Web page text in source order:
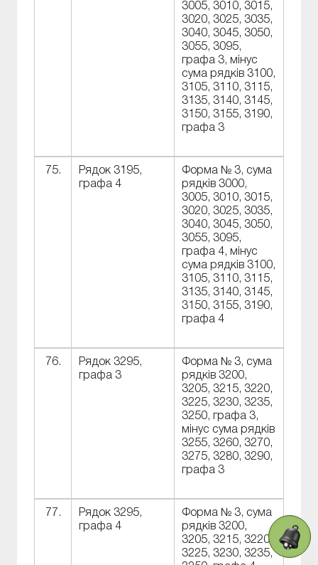
3005, 3010, 3015,
3020, 3025, 3035,
3040, 3045, 3050,
3055, 3095,
графа 3, мінус
сума рядків 3100,
3105, 3110, 3115,
3135, 3140, 3145,
3150, 3155, 3190,
графа 3
75.
Рядок 3195,
графа 4
Форма № 3, сума
рядків 3000,
3005, 3010, 3015,
3020, 3025, 3035,
3040, 3045, 3050,
3055, 3095,
графа 4, мінус
сума рядків 3100,
3105, 3110, 3115,
3135, 3140, 3145,
3150, 3155, 3190,
графа 4
76.
Рядок 3295,
графа 3
Форма № 3, сума
рядків 3200,
3205, 3215, 3220,
3225, 3230, 3235,
3250, графа 3,
мінус сума рядків
3255, 3260, 3270,
3275, 3280, 3290,
графа 3
77.
Рядок 3295,
графа 4
Форма № 3, сума
рядків 3200,
3205, 3215, 3220,
3225, 3230, 3235,